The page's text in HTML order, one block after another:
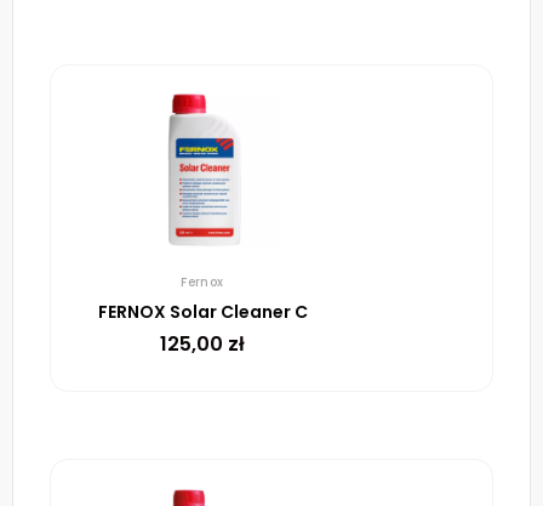
Fernox
FERNOX Solar Cleaner C
125,00 zł